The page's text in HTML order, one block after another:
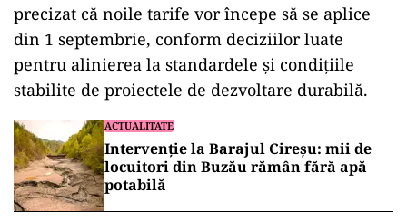
precizat că noile tarife vor începe să se aplice
din 1 septembrie, conform deciziilor luate
pentru alinierea la standardele și condițiile
stabilite de proiectele de dezvoltare durabilă.
ACTUALITATE
Intervenție la Barajul Cireșu: mii de
locuitori din Buzău rămân fără apă
potabilă